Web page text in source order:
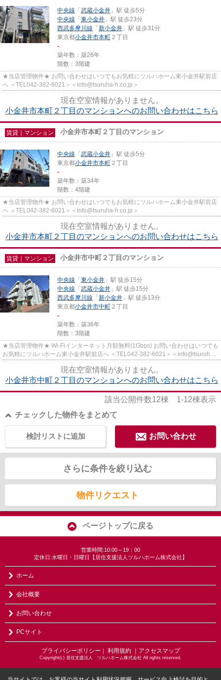
中央線 「 武蔵小金井 」駅 徒歩5分
中央線 「 東小金井 」駅 徒歩23分
西武多摩川線 「 新小金井 」駅 徒歩31分
東京都小金井市本町 ２丁目
-
築年数：築26年
階数：3階建
★当店管理物件★ お問い合わせはいつでもお気軽にツルハホーム東小金井駅前店
へ ＜TEL042-382-6021＞＜info@tsuruha-h.co.jp＞
現在空室情報がありません。
小金井市本町２丁目のマンションへのお問い合わせはこちら
賃貸｜マンション 小金井市本町２丁目のマンション
中央線 「 武蔵小金井 」駅 徒歩5分
東京都小金井市本町 ２丁目
-
築年数：築34年
階数：4階建
★当店管理物件★ お問い合わせはいつでもお気軽にツルハホーム東小金井駅前店
へ ＜TEL042-382-6021＞＜info@tsuruha-h.co.jp＞
現在空室情報がありません。
小金井市本町２丁目のマンションへのお問い合わせはこちら
賃貸｜マンション 小金井市中町２丁目のマンション
中央線 「 東小金井 」駅 徒歩15分
中央線 「 武蔵小金井 」駅 徒歩15分
西武多摩川線 「 新小金井 」駅 徒歩13分
東京都小金井市中町 ２丁目
-
築年数：築36年
階数：3階建
★当店管理物件★ Wi-Fiインターネット月額無料(1Gbps) お問い合わせはいつでも
お気軽にツルハホーム東小金井駅前店へ ＜TEL042-382-6021＞＜info@tsuruha-
現在空室情報がありません。
小金井市中町２丁目のマンションへのお問い合わせはこちら
該当公開件数12棟 1-12棟表示
チェックした物件をまとめて
お問い合わせ
検討リストに追加
さらに条件を絞り込む
物件リクエスト
ページトップに戻る
営業時間:10:00～19：00
定休日:水曜日・日曜日【居住支援法人ツルハホーム株式会社】
ホーム
会社概要
お問い合わせ
PCサイト
プライバシーポリシー ｜ 利用規約 ｜アクセスマップ
Copyright(c) 居住支援法人 ツルハホーム株式会社 All rights reserved.